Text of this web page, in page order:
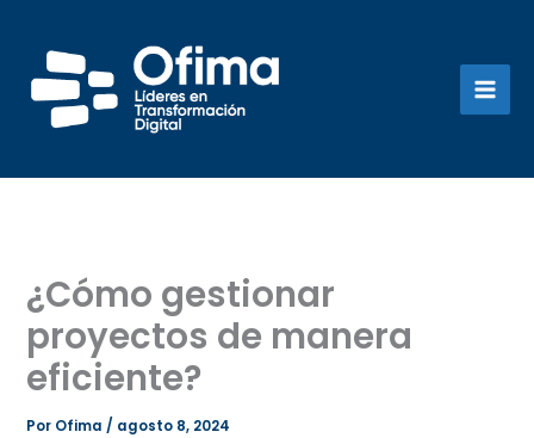
contenido
¿Cómo gestionar
proyectos de manera
eficiente?
Por Ofima/ agosto 8, 2024